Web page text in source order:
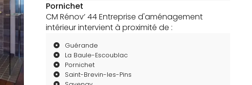
Pornichet
CM Rénov’ 44 Entreprise d'aménagement
intérieur intervient à proximité de :
Guérande
La Baule-Escoublac
Pornichet
Saint-Brevin-les-Pins